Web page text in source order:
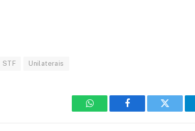
STF Unilaterais
WhatsAppFacebook Twitter